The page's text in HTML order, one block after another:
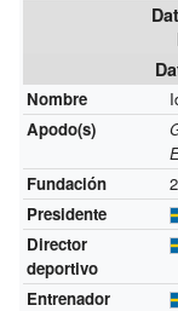
Nombre
Apodo(s)
Fundación
Presidente
Director
deportivo
Entrenador